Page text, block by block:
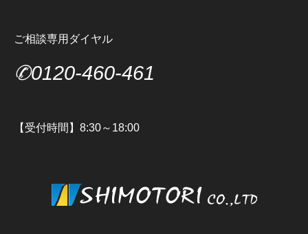
ご相談専用ダイヤル
✆0120-460-461
【受付時間】8:30～18:00